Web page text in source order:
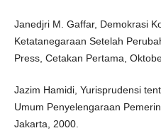
Janedjri M. Gaffar, Demokrasi
Ketatanegaraan Setelah
Press, Cetakan Pertama,
Jazim Hamidi, Yurisprudensi
Umum Penyelengaraan
Jakarta, 2000.